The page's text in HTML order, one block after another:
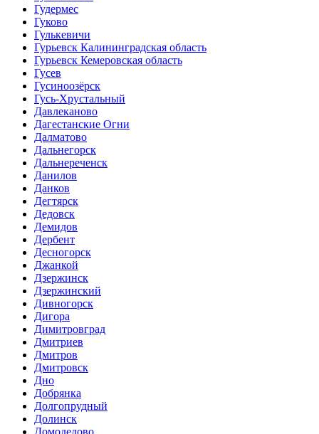
Гудермес
Гуково
Гулькевичи
Гурьевск Калининградская область
Гурьевск Кемеровская область
Гусев
Гусиноозёрск
Гусь-Хрустальный
Давлеканово
Дагестанские Огни
Далматово
Дальнегорск
Дальнереченск
Данилов
Данков
Дегтярск
Дедовск
Демидов
Дербент
Десногорск
Джанкой
Дзержинск
Дзержинский
Дивногорск
Дигора
Димитровград
Дмитриев
Дмитров
Дмитровск
Дно
Добрянка
Долгопрудный
Долинск
Домодедово